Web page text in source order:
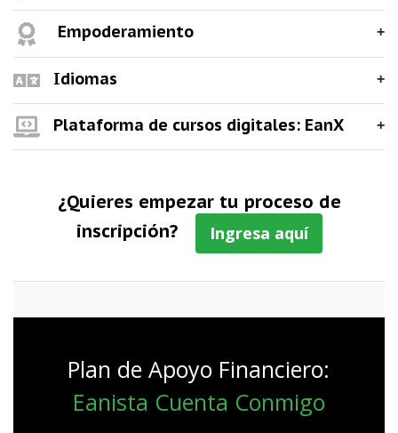
Empoderamiento
Idiomas
Plataforma de cursos digitales: EanX
¿Quieres empezar tu proceso de
inscripción?
Ingresa aquí
Plan de Apoyo Financiero:
Eanista Cuenta Conmigo